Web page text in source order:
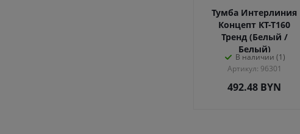
Тумба Интерлиния
Концепт КТ-Т160
Тренд (Белый /
Белый)
В наличии (1)
Артикул: 96301
492.48 BYN